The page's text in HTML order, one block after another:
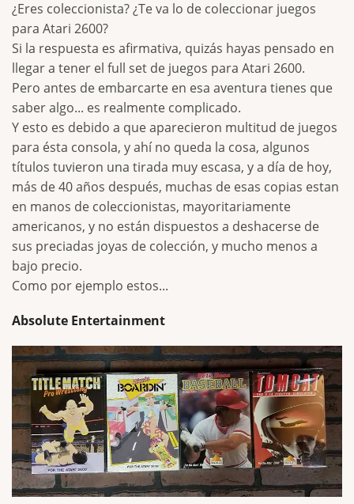
¿Eres coleccionista? ¿Te va lo de coleccionar juegos
para Atari 2600?
Si la respuesta es afirmativa, quizás hayas pensado en
llegar a tener el full set de juegos para Atari 2600.
Pero antes de embarcarte en esa aventura tienes que
saber algo... es realmente complicado.
Y esto es debido a que aparecieron multitud de juegos
para ésta consola, y ahí no queda la cosa, algunos
títulos tuvieron una tirada muy escasa, y a día de hoy,
más de 40 años después, muchas de esas copias estan
en manos de coleccionistas, mayoritariamente
americanos, y no están dispuestos a deshacerse de
sus preciadas joyas de colección, y mucho menos a
bajo precio.
Como por ejemplo estos...
Absolute Entertainment